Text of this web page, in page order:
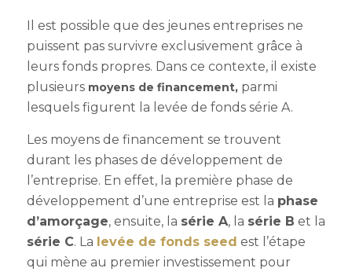
Il est possible que des jeunes entreprises ne
puissent pas survivre exclusivement grâce à
leurs fonds propres. Dans ce contexte, il existe
plusieurs moyens de financement, parmi
lesquels figurent la levée de fonds série A.
Les moyens de financement se trouvent
durant les phases de développement de
l’entreprise. En effet, la première phase de
développement d’une entreprise est la phase
d’amorçage, ensuite, la série A, la série B et la
série C. La levée de fonds seed est l’étape
qui mène au premier investissement pour